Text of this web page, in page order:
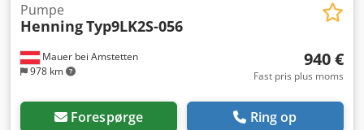
Mauer bei Amstetten
978 km
Pumpe
HenningTyp9LK2S-056
940 €
Fast pris plus moms
Forespørge Ring op